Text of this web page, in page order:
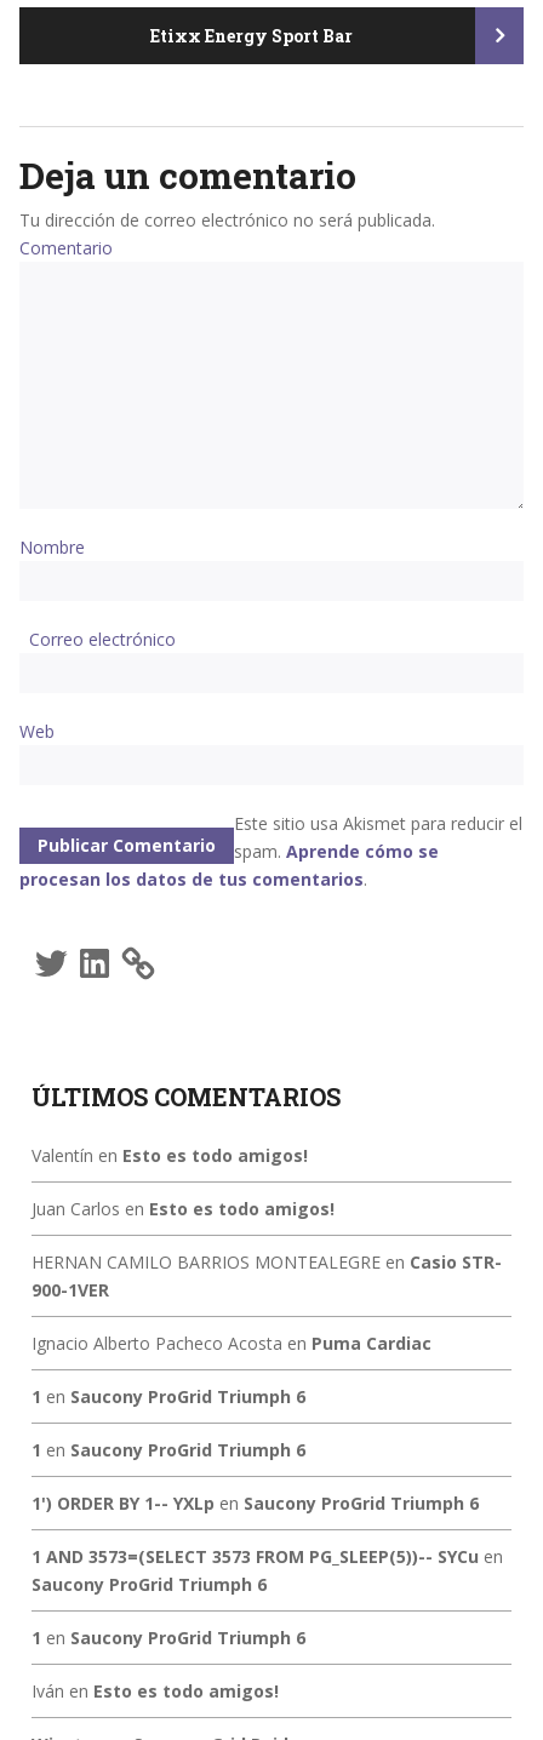
navigation
Etixx Energy Sport Bar
Deja un comentario
Tu dirección de correo electrónico no será publicada.
Comentario
Nombre
Correo electrónico
Web
Este sitio usa Akismet para reducir el
spam. Aprende cómo se
procesan los datos de tus comentarios.
TwitterLinkedIn
ÚLTIMOS COMENTARIOS
Valentín en Esto es todo amigos!
Juan Carlos en Esto es todo amigos!
HERNAN CAMILO BARRIOS MONTEALEGREen Casio STR-
900-1VER
Ignacio Alberto Pacheco Acosta en Puma Cardiac
1 en Saucony ProGrid Triumph 6
1 en Saucony ProGrid Triumph 6
1') ORDER BY 1-- YXLp en Saucony ProGrid Triumph 6
1 AND 3573=(SELECT 3573 FROM PG_SLEEP(5))-- SYCu en
Saucony ProGrid Triumph 6
1 en Saucony ProGrid Triumph 6
Iván en Esto es todo amigos!